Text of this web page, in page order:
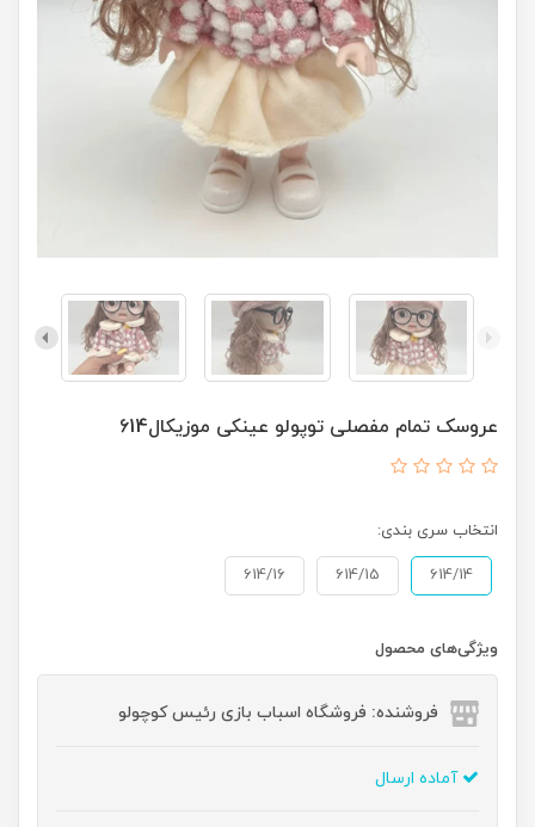
عروسک تمام مفصلی توپولو عینکی موزیکال614
انتخاب سری بندی:
614/14
614/15
614/16
ویژگی‌های محصول
فروشنده: فروشگاه اسباب بازی رئیس کوچولو
آماده ارسال